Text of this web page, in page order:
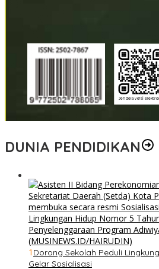
DUNIA PENDIDIKAN
1 Dorong Sekolah Peduli
Gelar Sosialisasi